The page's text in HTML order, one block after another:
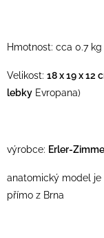
Hmotnost: cca 0.7 kg
Velikost: 18 x 19 x 12
lebky Evropana)
výrobce: Erler-
anatomický model
přímo z Brna